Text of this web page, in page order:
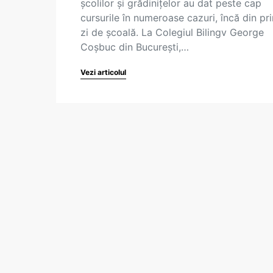
școlilor și grădinițelor au dat peste cap
cursurile în numeroase cazuri, încă din
zi de școală. La Colegiul Bilingv George
Coșbuc din București,…
Vezi articolul